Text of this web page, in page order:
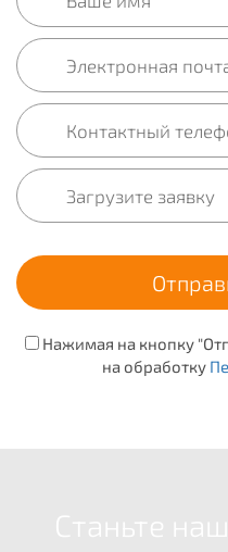
Нажимая на кнопку
на обработку